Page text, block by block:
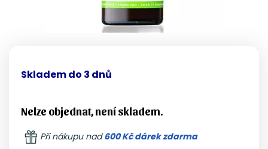
Skladem do 3 dnů
Nelze objednat, není skladem.
Při nákupu nad600 Kč dárek zdarma